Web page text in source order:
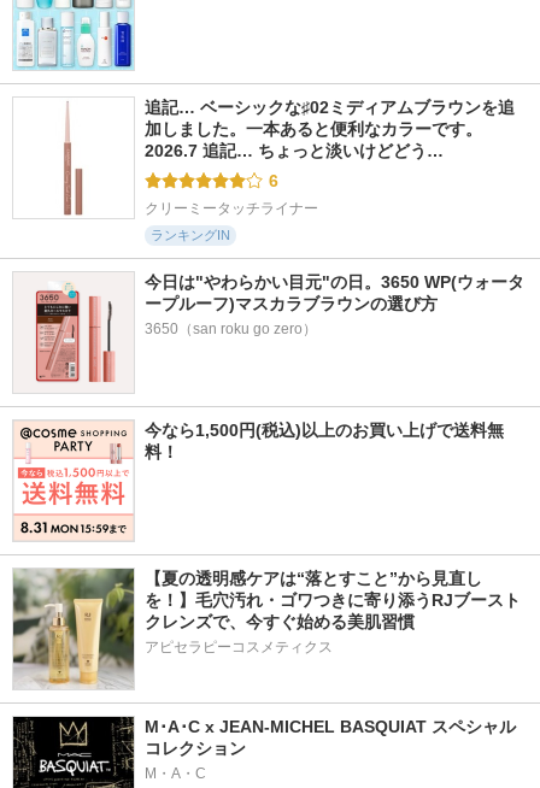
追記… ベーシックな♯02ミディアムブラウンを追
加しました。一本あると便利なカラーです。
2026.7 追記… ちょっと淡いけどどう…
6
クリーミータッチライナー
ランキングIN
今日は"やわらかい目元"の日。3650 WP(ウォータ
ープルーフ)マスカラブラウンの選び方
3650（san roku go zero）
今なら1,500円(税込)以上のお買い上げで送料無
料！
【夏の透明感ケアは“落とすこと”から見直し
を！】毛穴汚れ・ゴワつきに寄り添うRJブースト
クレンズで、今すぐ始める美肌習慣
アピセラピーコスメティクス
M･A･C x JEAN-MICHEL BASQUIAT スペシャル
コレクション
M・A・C